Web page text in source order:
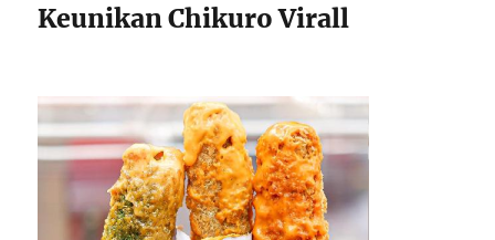
Keunikan Chikuro Virall